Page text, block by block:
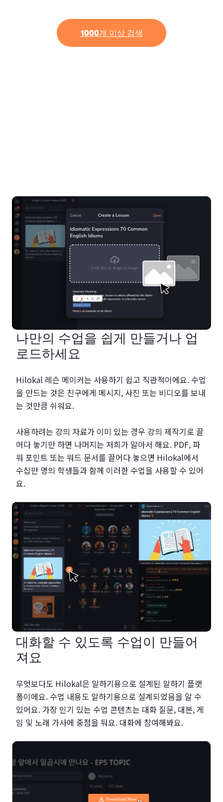
1000개 이상 검색
나만의 수업을 쉽게 만들거나 업
로드하세요
Hilokal 레슨 메이커는 사용하기 쉽고 직관적이에요. 수업
을 만드는 것은 친구에게 메시지, 사진 또는 비디오를 보내
는 것만큼 쉬워요.
사용하려는 강의 자료가 이미 있는 경우 강의 제작기로 끌
어다 놓기만 하면 나머지는 저희가 알아서 해요. PDF, 파
워 포인트 또는 워드 문서를 끌어다 놓으면 Hilokal에서
수십만 명의 학생들과 함께 이러한 수업을 사용할 수 있어
요.
대화할 수 있도록 수업이 만들어
져요
무엇보다도 Hilokal은 말하기용으로 설계된 말하기 플랫
폼이에요. 수업 내용도 말하기용으로 설계되었음을 알 수
있어요. 가장 인기 있는 수업 콘텐츠는 대화 질문, 대본, 게
임 및 노래 가사에 중점을 둬요. 대화에 참여해봐요.